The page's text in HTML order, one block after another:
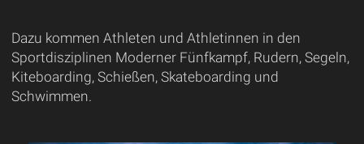
Dazu kommen Athleten und Athletinnen in den
Sportdisziplinen Moderner Fünfkampf, Rudern, Segeln,
Kiteboarding, Schießen, Skateboarding und
Schwimmen.